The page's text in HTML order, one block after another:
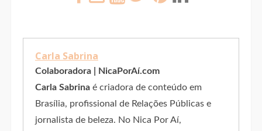
Carla Sabrina
Colaboradora | NicaPorAí.com
Carla Sabrinaé criadora de conteúdo em
Brasília, profissional de Relações Públicas e
jornalista de beleza. No Nica Por Aí,